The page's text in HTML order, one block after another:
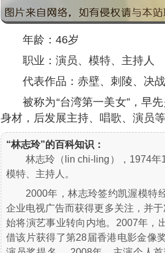
年龄：46岁
职业：演员、模特、主持人
代表作品：赤壁、刺陵、决
被称为“台湾第一美女”，早
身材，后发展主持、唱歌、演员
“林志玲”的百科知识：
林志玲（lin chi-ling），1974年
模特、主持人。
2000年，林志玲签约凯渥模特
企业电视广告而获得更多关注，并
始将演艺事业转向内地。2007年，
借该片获得了第28届香港电影金像